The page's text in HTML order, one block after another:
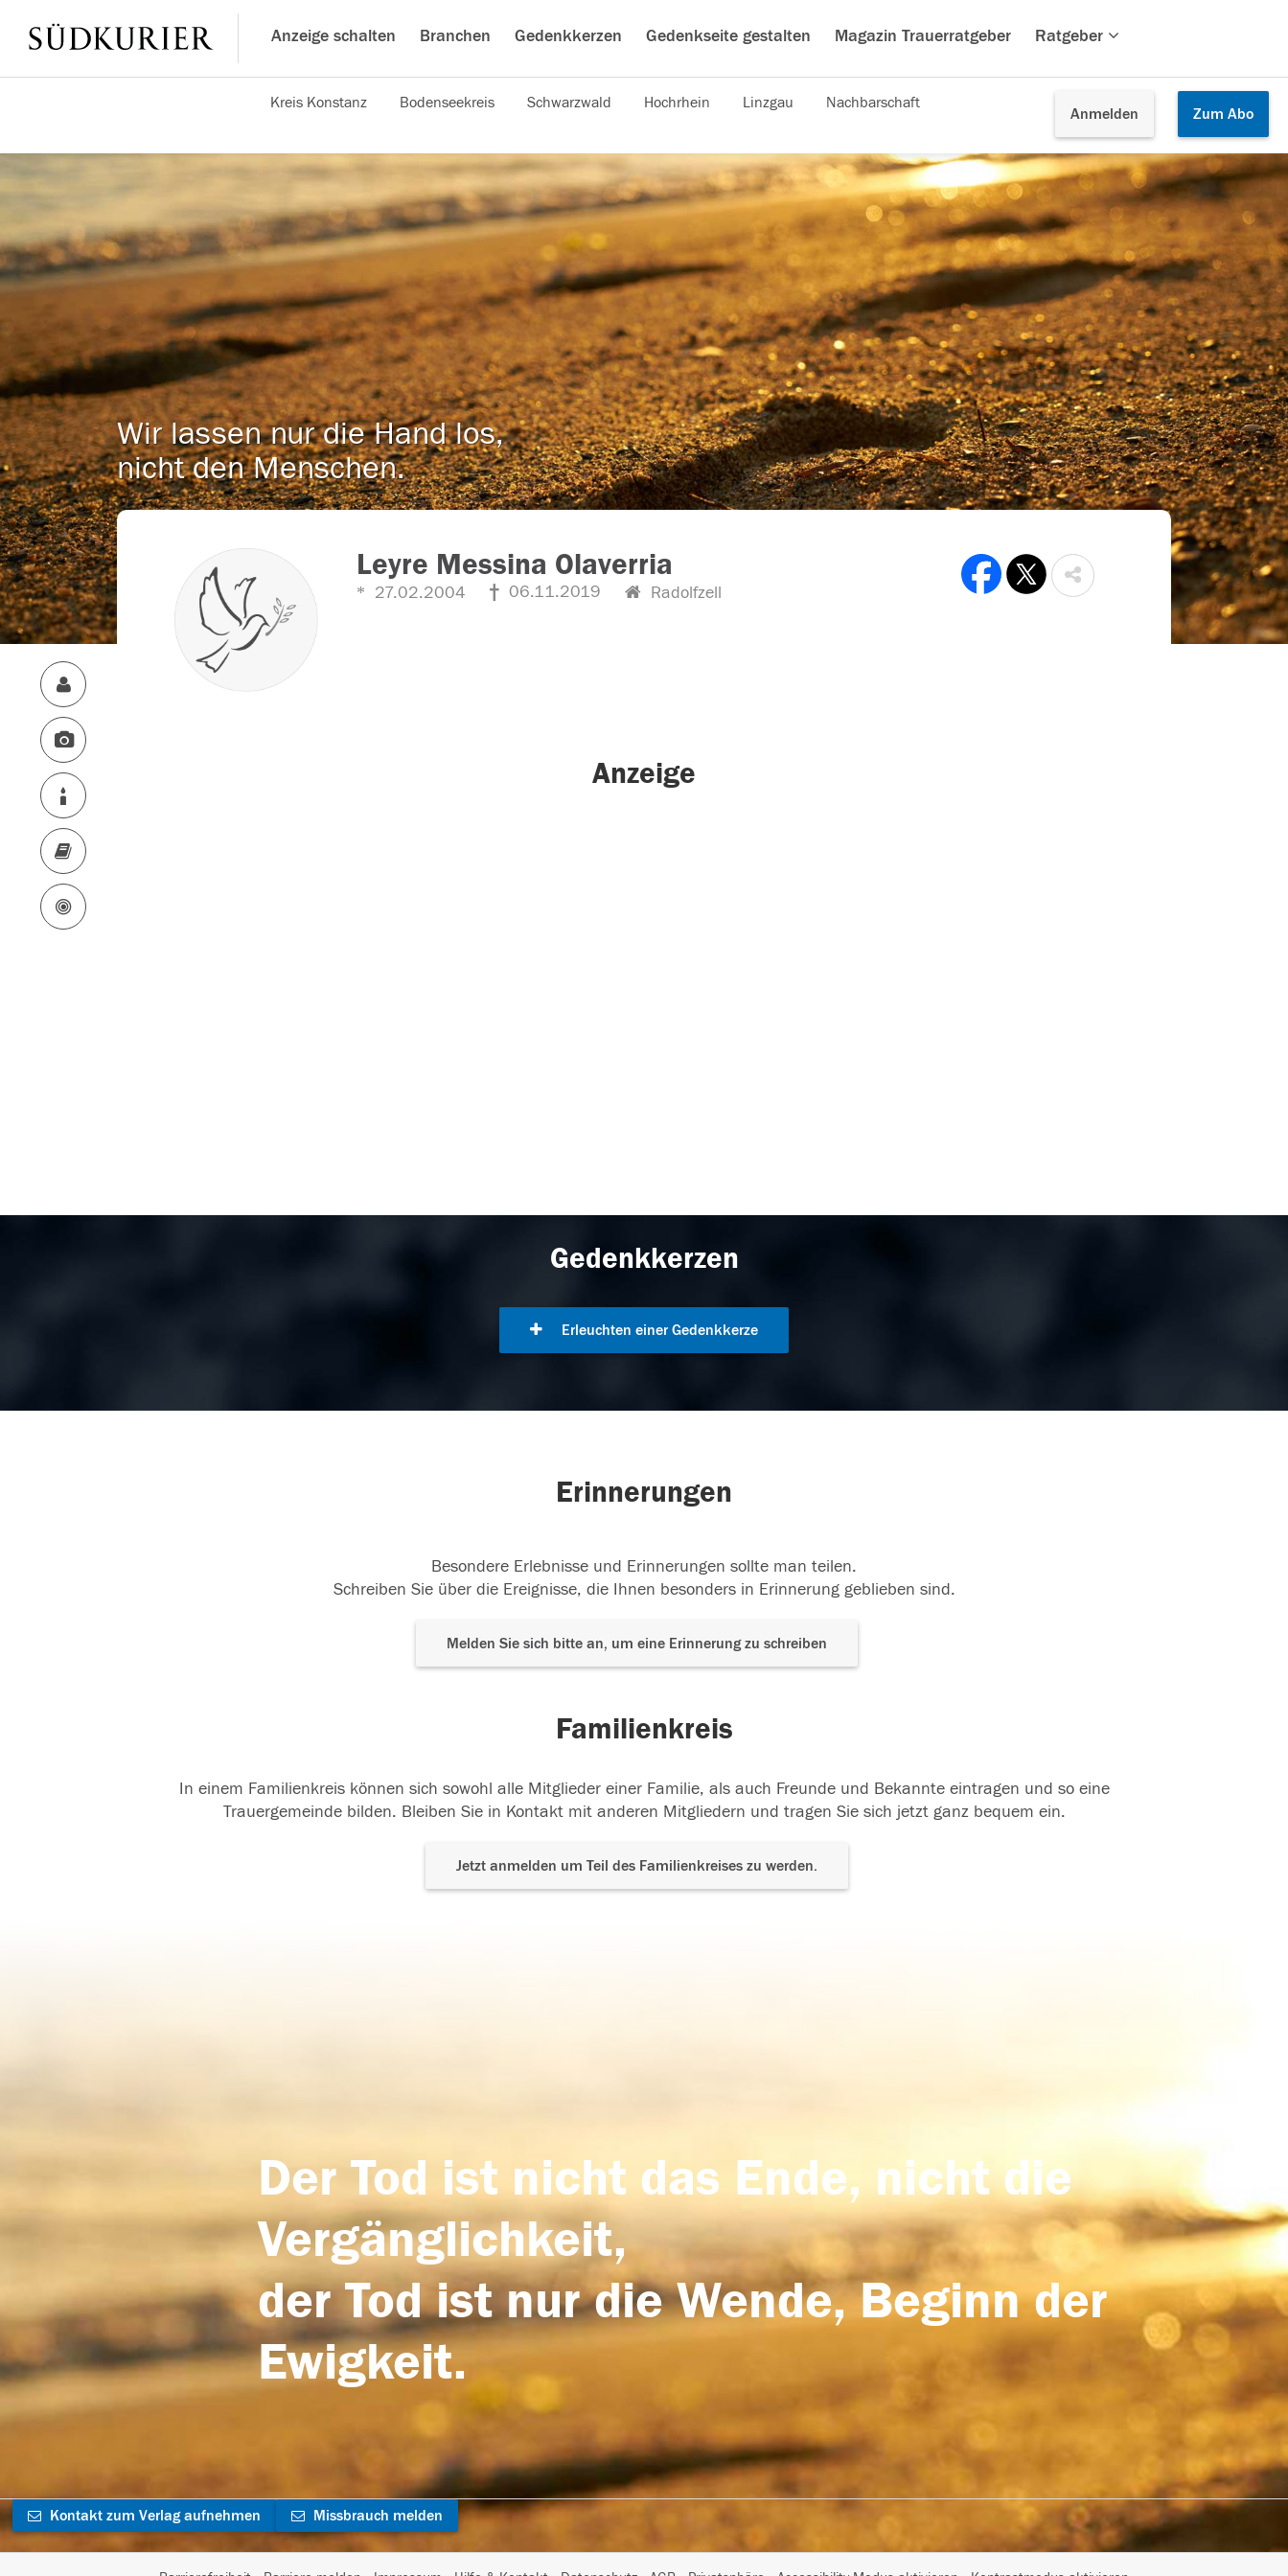
Anzeige schalten Branchen Gedenkkerzen Gedenkseite gestalten Magazin Trauerratgeber Ratgeber
Anmelden Zum Abo
Kreis Konstanz Bodenseekreis Schwarzwald Hochrhein Linzgau Nachbarschaft
Wir lassen nur die Hand los,
nicht den Menschen.
Leyre Messina Olaverria
27.02.2004 06.11.2019 Radolfzell
Anzeige
Gedenkkerzen
Erleuchten einer Gedenkkerze
Erinnerungen
Besondere Erlebnisse und Erinnerungen sollte man teilen.
Schreiben Sie über die Ereignisse, die Ihnen besonders in Erinnerung geblieben sind.
Melden Sie sich bitte an, um eine Erinnerung zu schreiben
Familienkreis
In einem Familienkreis können sich sowohl alle Mitglieder einer Familie, als auch Freunde und Bekannte eintragen und so eine
Trauergemeinde bilden. Bleiben Sie in Kontakt mit anderen Mitgliedern und tragen Sie sich jetzt ganz bequem ein.
Jetzt anmelden um Teil des Familienkreises zu werden.
Der Tod ist nicht das Ende, nicht die
Vergänglichkeit,
der Tod ist nur die Wende, Beginn der
Ewigkeit.
Kontakt zum Verlag aufnehmen Missbrauch melden